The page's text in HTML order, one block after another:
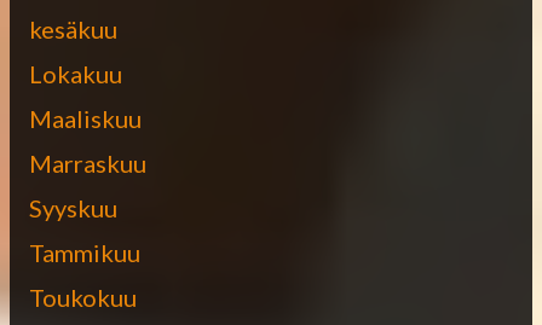
kesäkuu
Lokakuu
Maaliskuu
Marraskuu
Syyskuu
Tammikuu
Toukokuu